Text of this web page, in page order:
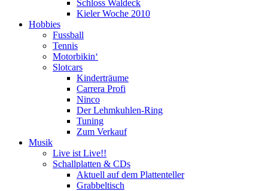
Schloss Waldeck
Kieler Woche 2010
Hobbies
Fussball
Tennis
Motorbikin‘
Slotcars
Kinderträume
Carrera Profi
Ninco
Der Lehmkuhlen-Ring
Tuning
Zum Verkauf
Musik
Live ist Live!!
Schallplatten & CDs
Aktuell auf dem Plattenteller
Grabbeltisch